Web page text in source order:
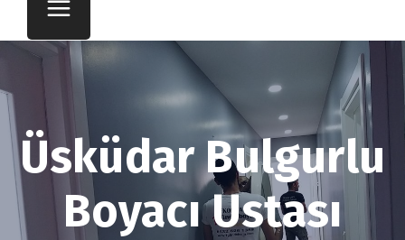
Üsküdar Bulgurlu
Boyacı Ustası